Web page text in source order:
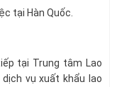
tại Hàn Quốc.
tại Trung tâm Lao
vụ xuất khẩu lao